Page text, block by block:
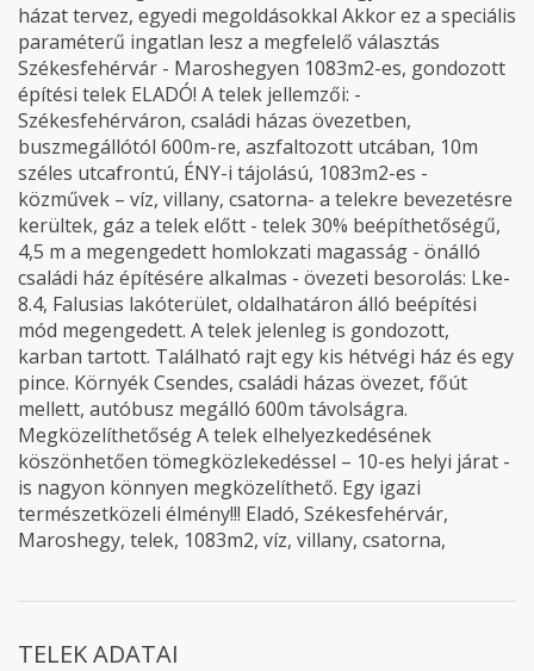
házat tervez, egyedi megoldásokkal Akkor ez a speciális
paraméterű ingatlan lesz a megfelelő választás
Székesfehérvár - Maroshegyen 1083m2-es, gondozott
építési telek ELADÓ! A telek jellemzői: -
Székesfehérváron, családi házas övezetben,
buszmegállótól 600m-re, aszfaltozott utcában, 10m
széles utcafrontú, ÉNY-i tájolású, 1083m2-es -
közművek – víz, villany, csatorna- a telekre bevezetésre
kerültek, gáz a telek előtt - telek 30% beépíthetőségű,
4,5 m a megengedett homlokzati magasság - önálló
családi ház építésére alkalmas - övezeti besorolás: Lke-
8.4, Falusias lakóterület, oldalhatáron álló beépítési
mód megengedett. A telek jelenleg is gondozott,
karban tartott. Található rajt egy kis hétvégi ház és egy
pince. Környék Csendes, családi házas övezet, főút
mellett, autóbusz megálló 600m távolságra.
Megközelíthetőség A telek elhelyezkedésének
köszönhetően tömegközlekedéssel – 10-es helyi járat -
is nagyon könnyen megközelíthető. Egy igazi
természetközeli élmény!!! Eladó, Székesfehérvár,
Maroshegy, telek, 1083m2, víz, villany, csatorna,
TELEK ADATAI